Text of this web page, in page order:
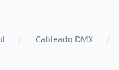
Cableado DMX